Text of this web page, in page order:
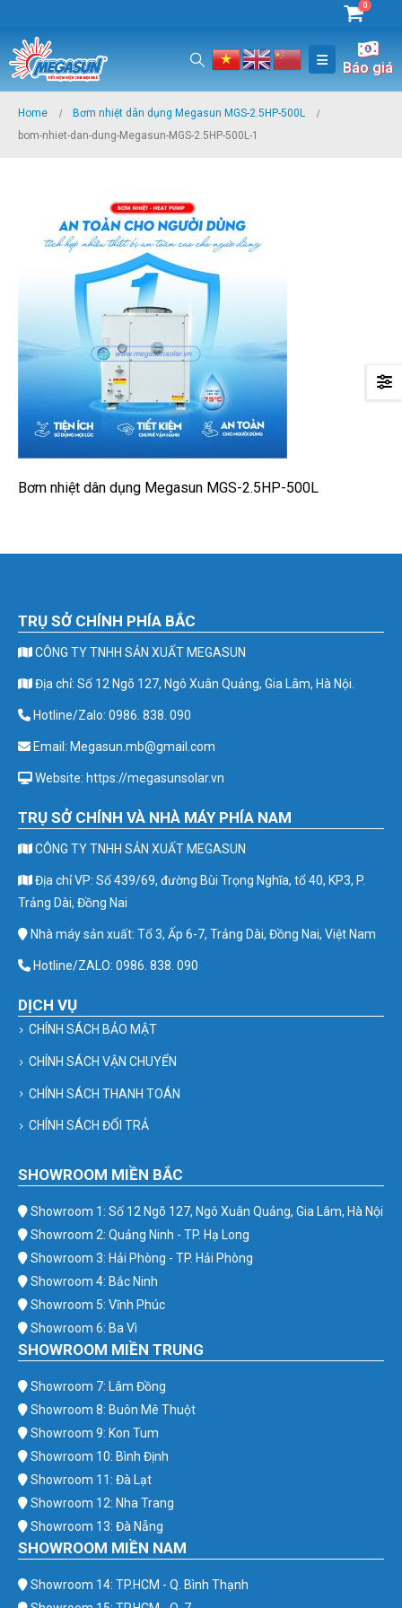
0
Báo giá
Home
Bơm nhiệt dân dụng Megasun MGS-2.5HP-500L
bom-nhiet-dan-dung-Megasun-MGS-2.5HP-500L-1
Bơm nhiệt dân dụng Megasun MGS-2.5HP-500L
TRỤ SỞ CHÍNH PHÍA BẮC
CÔNG TY TNHH SẢN XUẤT MEGASUN
Địa chỉ: Số 12 Ngõ 127, Ngô Xuân Quảng, Gia Lâm, Hà Nội.
Hotline/Zalo: 0986. 838. 090
Email: Megasun.mb@gmail.com
Website: https://megasunsolar.vn
TRỤ SỞ CHÍNH VÀ NHÀ MÁY PHÍA NAM
CÔNG TY TNHH SẢN XUẤT MEGASUN
Địa chỉ VP: Số 439/69, đường Bùi Trọng Nghĩa, tổ 40, KP3, P.
Trảng Dài, Đồng Nai
Nhà máy sản xuất: Tổ 3, Ấp 6-7, Trảng Dài, Đồng Nai, Việt Nam
Hotline/ZALO: 0986. 838. 090
DỊCH VỤ
CHÍNH SÁCH BẢO MẬT
CHÍNH SÁCH VẬN CHUYỂN
CHÍNH SÁCH THANH TOÁN
CHÍNH SÁCH ĐỔI TRẢ
SHOWROOM MIỀN BẮC
Showroom 1: Số 12 Ngõ 127, Ngô Xuân Quảng, Gia Lâm, Hà Nội
Showroom 2: Quảng Ninh - TP. Hạ Long
Showroom 3: Hải Phòng - TP. Hải Phòng
Showroom 4: Bắc Ninh
Showroom 5: Vĩnh Phúc
Showroom 6: Ba Vì
SHOWROOM MIỀN TRUNG
Showroom 7: Lâm Đồng
Showroom 8: Buôn Mê Thuột
Showroom 9: Kon Tum
Showroom 10: Bình Định
Showroom 11: Đà Lạt
Showroom 12: Nha Trang
Showroom 13: Đà Nẵng
SHOWROOM MIỀN NAM
Showroom 14: TP.HCM - Q. Bình Thạnh